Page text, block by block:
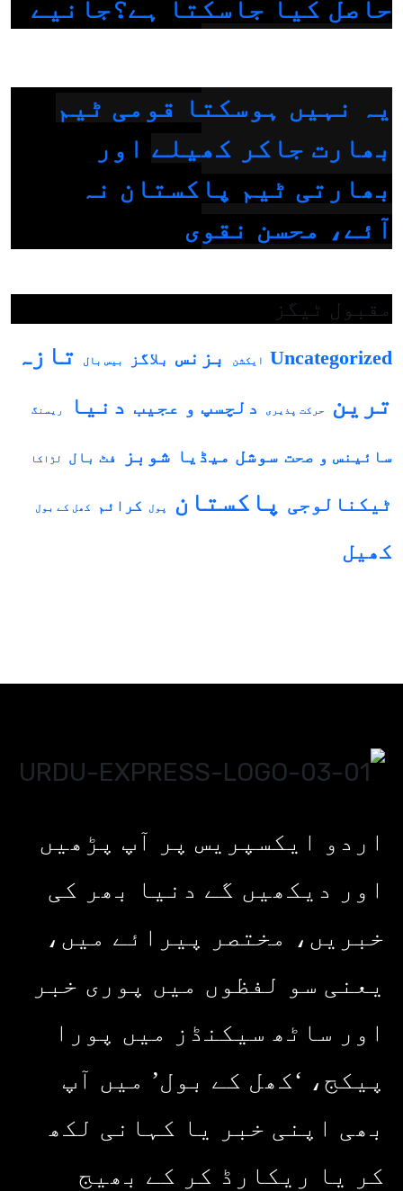
حاصل کیا جاسکتا ہے؟جانیے
یہ نہیں ہوسکتا قومی ٹیم
بھارت جاکر کھیلے اور
بھارتی ٹیم پاکستان نہ
آئے، محسن نقوی
مقبول ٹیگز
Uncategorized ایکشن بزنس بلاگز بیس بال
تازہ
ترین
حرکت پذیری دلچسپ و عجیب دنیا ریسنگ
سائینس و صحت سوشل میڈیا شوبز فٹ بال لڑاکا
ٹیکنالوجی پاکستان پول کرائم کھل کے بول
کھیل
اردو ایکسپریس پر آپ پڑھیں
اور دیکھیں گے دنیا بھر کی
خبریں، مختصر پیرائے میں،
یعنی سو لفظوں میں پوری خبر
اور ساٹھ سیکنڈز میں پورا
پیکج، ‘کھل کے بول’ میں آپ
بھی اپنی خبر یا کہانی لکھ
کر یا ریکارڈ کر کے بھیج